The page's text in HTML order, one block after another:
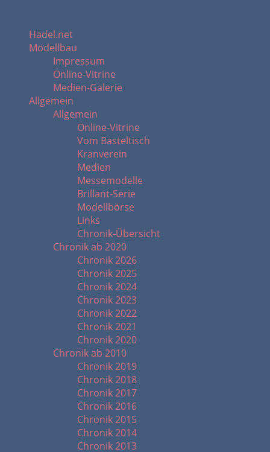
Hadel.net
Modellbau
Impressum
Online-Vitrine
Medien-Galerie
Allgemein
Allgemein
Online-Vitrine
Vom Basteltisch
Kranverein
Medien
Messemodelle
Brillant-Serie
Modellbörse
Links
Chronik-Übersicht
Chronik ab 2020
Chronik 2026
Chronik 2025
Chronik 2024
Chronik 2023
Chronik 2022
Chronik 2021
Chronik 2020
Chronik ab 2010
Chronik 2019
Chronik 2018
Chronik 2017
Chronik 2016
Chronik 2015
Chronik 2014
Chronik 2013